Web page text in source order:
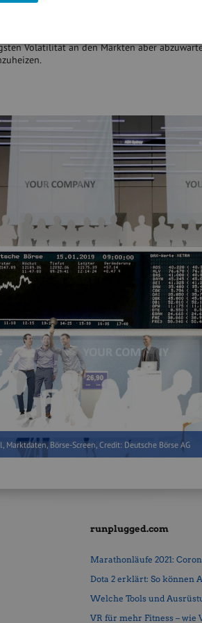
Volatilität an den Märkten aber
Börse-Screen, Credit: Deutsche Börse AG
runplugged.com
Marathonläufe 2021:
Dota 2 erklärt: So können
Welche Tools und
VR für mehr Fitness – wie